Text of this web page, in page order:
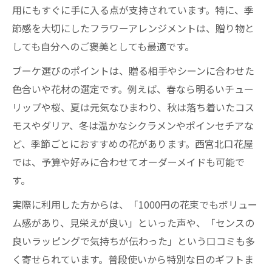
用にもすぐに手に入る点が支持されています。特に、季
節感を大切にしたフラワーアレンジメントは、贈り物と
しても自分へのご褒美としても最適です。
ブーケ選びのポイントは、贈る相手やシーンに合わせた
色合いや花材の選定です。例えば、春なら明るいチュー
リップや桜、夏は元気なひまわり、秋は落ち着いたコス
モスやダリア、冬は温かなシクラメンやポインセチアな
ど、季節ごとにおすすめの花があります。西宮北口花屋
では、予算や好みに合わせてオーダーメイドも可能で
す。
実際に利用した方からは、「1000円の花束でもボリュー
ム感があり、見栄えが良い」といった声や、「センスの
良いラッピングで気持ちが伝わった」という口コミも多
く寄せられています。普段使いから特別な日のギフトま